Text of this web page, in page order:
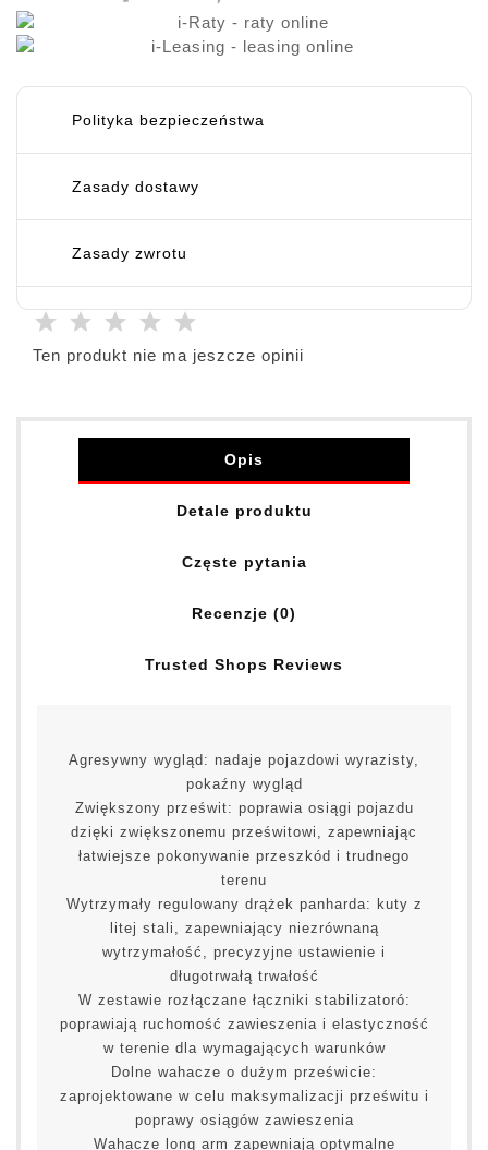
Polityka bezpieczeństwa
Zasady dostawy
Zasady zwrotu
Ten produkt nie ma jeszcze opinii
Opis
Detale produktu
Częste pytania
Recenzje (0)
Trusted Shops Reviews
Agresywny wygląd: nadaje pojazdowi wyrazisty,
pokaźny wygląd
Zwiększony prześwit: poprawia osiągi pojazdu
dzięki zwiększonemu prześwitowi, zapewniając
łatwiejsze pokonywanie przeszkód i trudnego
terenu
Wytrzymały regulowany drążek panharda: kuty z
litej stali, zapewniający niezrównaną
wytrzymałość, precyzyjne ustawienie i
długotrwałą trwałość
W zestawie rozłączane łączniki stabilizatoró:
poprawiają ruchomość zawieszenia i elastyczność
w terenie dla wymagających warunków
Dolne wahacze o dużym prześwicie:
zaprojektowane w celu maksymalizacji prześwitu i
poprawy osiągów zawieszenia
Wahacze long arm zapewniają optymalne